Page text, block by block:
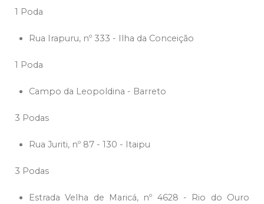
1 Poda
Rua Irapuru, nº 333 - Ilha da Conceição
1 Poda
Campo da Leopoldina - Barreto
3 Podas
Rua Juriti, nº 87 - 130 - Itaipu
3 Podas
Estrada Velha de Maricá, nº 4628 - Rio do Ouro